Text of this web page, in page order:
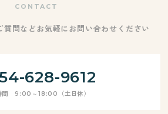
CONTACT
質問などお気軽にお問い合わせください
628-9612
間 9:00～18:00（土日休）